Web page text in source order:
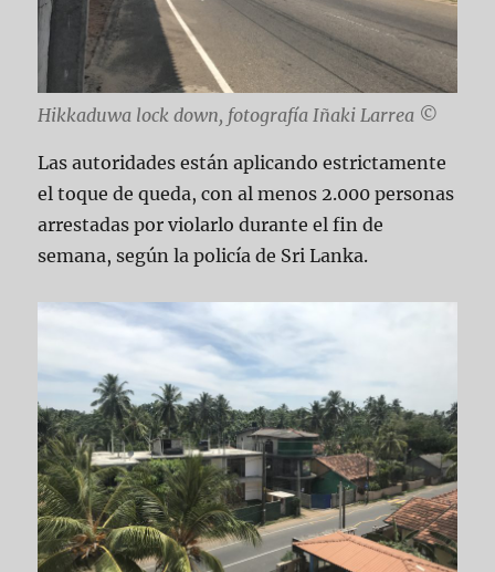
Hikkaduwa lock down, fotografía Iñaki Larrea ©
Las autoridades están aplicando estrictamente
el toque de queda, con al menos 2.000 personas
arrestadas por violarlo durante el fin de
semana, según la policía de Sri Lanka.